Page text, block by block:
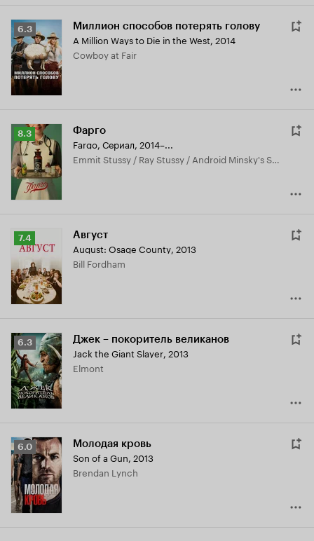
Рейтинг
Кинопоиска
6.3
6.3 Миллион способов потерять голову
A Million Ways to Die in the West, 2014
Cowboy at Fair
Рейтинг
Кинопоиска
8.3
8.3 Фарго
Fargo, Сериал, 2014–...
Emmit Stussy / Ray Stussy / Android Minsky's Scientist Companion
Рейтинг
Кинопоиска
7.4
7.4 Август
August: Osage County, 2013
Bill Fordham
Рейтинг
Кинопоиска
6.3
6.3 Джек – покоритель великанов
Jack the Giant Slayer, 2013
Elmont
Рейтинг
Кинопоиска
6.0
6.0 Молодая кровь
Son of a Gun, 2013
Brendan Lynch